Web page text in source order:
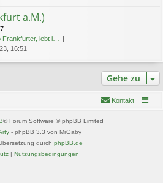
a.M.)
Frankfurter, lebt i…
16:51
Gehe zu
Kontakt
® Forum Software © phpBB Limited
- phpBB 3.3 von MrGaby
durch phpBB.de
| Nutzungsbedingungen